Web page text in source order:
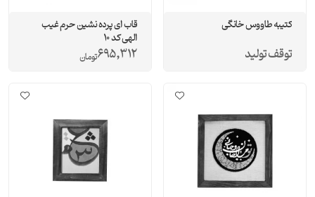
کتیبه طاووس خانگی
توقف تولید
قاب ای پرده نشین حرم غیب
الهی کد 10
695,312تومان